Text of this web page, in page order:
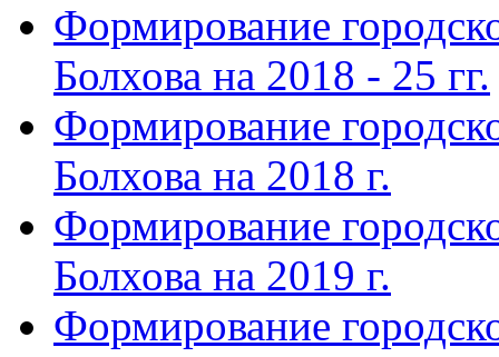
Формирование
Болхова на 2018 - 25 гг.
Формирование
Болхова на 2018 г.
Формирование
Болхова на 2019 г.
Формирование